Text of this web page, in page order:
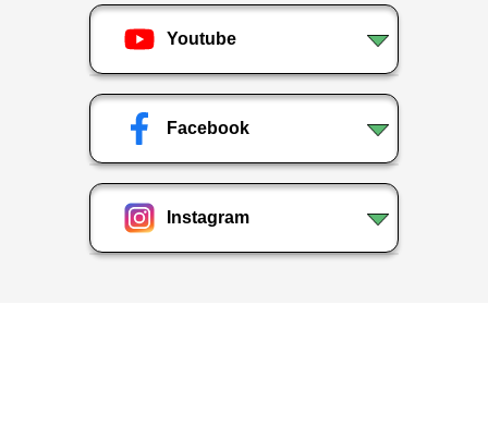
Youtube
Facebook
Instagram